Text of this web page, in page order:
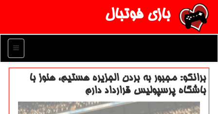
بازی فوتبال
منو
برانكو: مجبور به بردن الجزیره هستیم، هنوز با
باشگاه پرسپولیس قرارداد دارم